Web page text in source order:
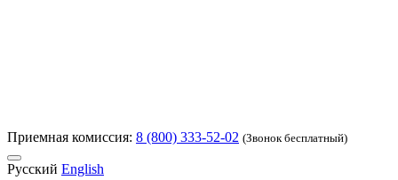
Приемная комиссия: 8 (800) 333-52-02 (Звонок бесплатный)
Русский English